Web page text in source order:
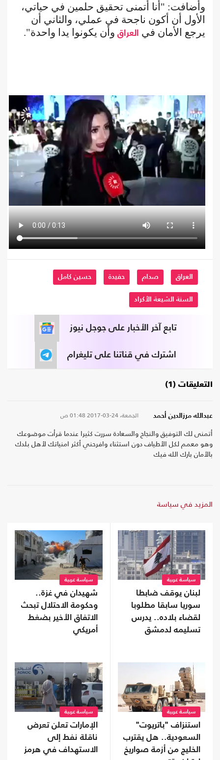
وأضافت: "أنا أتمنى تحقيق حلمين في حياتي،
الأول أن أكون ناجحة في عملي، والثاني أن
يرجع الأمان في
العراق وأن يكونوا يدا واحدة".
العراق صدام حفيدة حسين كامل
السنة الشيعة الأكراد
تابع آخر الأخبار على جوجل نيوز
اشترك في قناتنا على تليغرام
التعليقات (1)
عبدالله مرزالدين أحمد الجمعة، 24-03-2017 01:48 ص
أتمنى لك التوفيق والنجاح والسعادة سررت كثيرا عندما قرأت موضوعك
وهو معمم لكل الأطياف دون استثناء وافرحني أكثر امنياتك لأهل بلدك
بالأمان بارك الله فيك
المزيد في سياسة
سياسة عربية
لبنان يوقف ضابطا
سوريا سابقا مطلوبا
لقضاء بلاده.. يدرس
تسليمه لدمشق
سياسة عربية
شهيدان في غزة..
وحكومة الاحتلال تبحث
الاتفاق الأخير بضغط
أمريكي
سياسة عربية
استنزاف "باتريوت"
السعودية.. هل يقترب
الخليج من أزمة صواريخ
سياسة عربية
الإمارات تعلن تعرض
ناقلة نفط إلى
الاستهداف في هرمز